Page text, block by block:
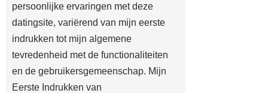
persoonlijke ervaringen met deze
datingsite, variërend van mijn eerste
indrukken tot mijn algemene
tevredenheid met de functionaliteiten
en de gebruikersgemeenschap. Mijn
Eerste Indrukken van